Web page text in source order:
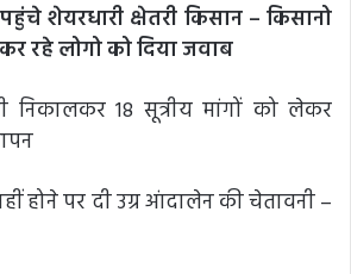
शेयरधारी क्षेतरी किसान – किसानो
रहे लोगो को दिया जवाब
निकालकर 18 सूत्रीय मांगों को लेकर
होने पर दी उग्र आंदालेन की चेतावनी –